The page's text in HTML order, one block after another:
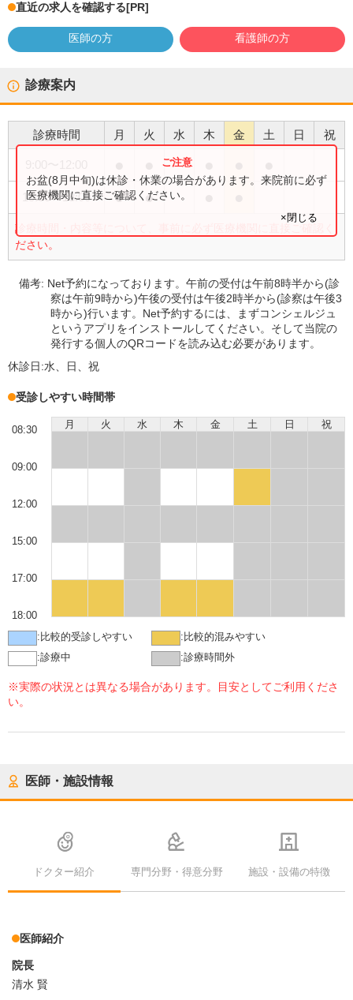
直近の求人を確認する[PR]
医師の方 看護師の方
診療案内
診療時間 月 火 水 木 金 土 日 祝
15:00〜18:00 ● ●
診療時間・内容等について、事前に必ず医療機関に直接ご確認く
ださい。
お盆(8月中旬)は休診・休業の場合があります。来院前に必ず
医療機関に直接ご確認ください。
×閉じる
備考: Net予約になっております。午前の受付は午前8時半から(診
察は午前9時から)午後の受付は午後2時半から(診察は午後3
時から)行います。Net予約するには、まずコンシェルジュ
というアプリをインストールしてください。そして当院の
発行する個人のQRコードを読み込む必要があります。
休診日:水、日、祝
受診しやすい時間帯
月 火 水 木 金 土 日 祝
08:30
09:00
12:00
15:00
17:00
18:00
: 比較的受診しやすい : 比較的混みやすい
:診療中 :診療時間外
※実際の状況とは異なる場合があります。目安としてご利用くださ
い。
医師・施設情報
ドクター紹介 専門分野・得意分野 施設・設備の特徴
医師紹介
院長
清水 賢